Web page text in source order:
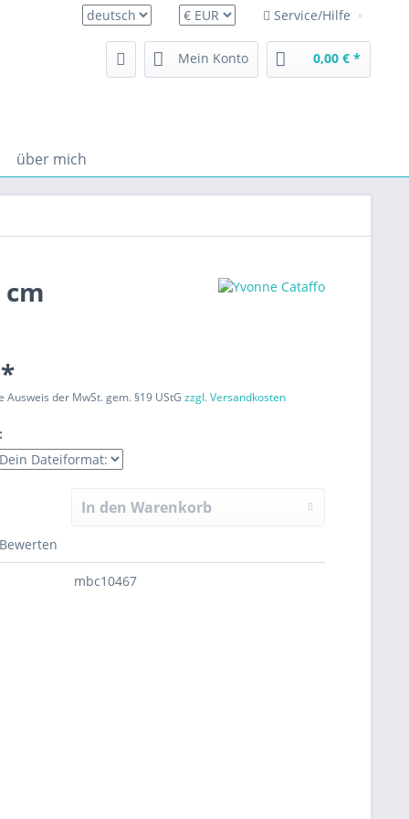
deutsch Service/Hilfe
Mein Konto 0,00 € *
über mich
Ausweis der MwSt. gem. §19 UStGzzgl. Versandkosten
In den Warenkorb
mbc10467